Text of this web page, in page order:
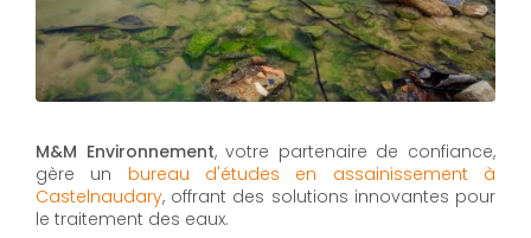
M&M Environnement, votre partenaire de confiance,
gère un bureau d'études en assainissement à
Castelnaudary, offrant des solutions innovantes pour
le traitement des eaux.